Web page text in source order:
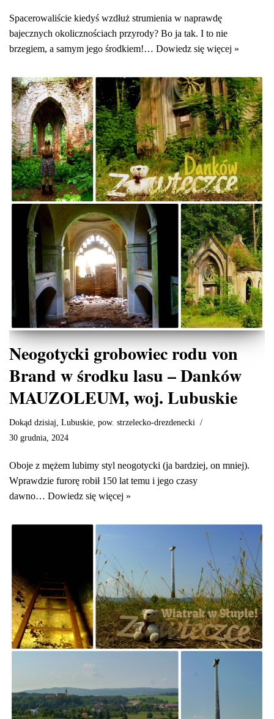
Spacerowaliście kiedyś wzdłuż strumienia w naprawdę
bajecznych okolicznościach przyrody? Bo ja tak. I to nie
brzegiem, a samym jego środkiem!… Dowiedz się więcej »
Neogotycki grobowiec rodu von
Brand w środku lasu – Danków
MAUZOLEUM, woj. Lubuskie
Dokąd dzisiaj Lubuskie pow. strzelecko-drezdenecki
30 grudnia, 2024
Oboje z mężem lubimy styl neogotycki (ja bardziej, on mniej).
Wprawdzie furorę robił 150 lat temu i jego czasy
dawno… Dowiedz się więcej »